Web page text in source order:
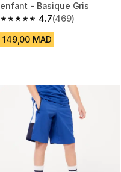
enfant - Basique Gris
4.7
4.7 out of 5 stars from 469
(469)
149,00 MAD